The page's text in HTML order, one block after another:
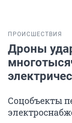
ПРОИСШЕСТВИЯ
Дроны
Соцобъекты